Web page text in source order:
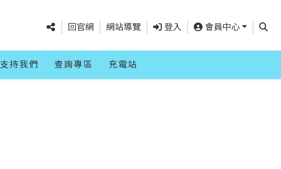
回官網 網站導覽 登入 會員中心 查詢
支持我們 查詢專區 充電站